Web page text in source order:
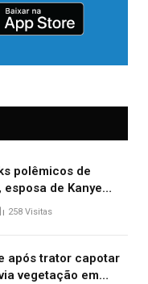
polêmicos de
esposa de Kanye
nua no Grammy
258 Visitas
após trator capotar
vegetação em